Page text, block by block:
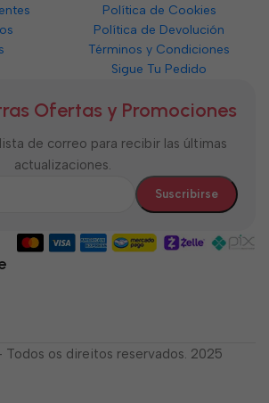
Política de Cookies
Política de Devolución
Términos y Condiciones
Sigue Tu Pedido
Ofertas y Promociones
de correo para recibir las últimas
actualizaciones.
Todos os direitos reservados. 2025